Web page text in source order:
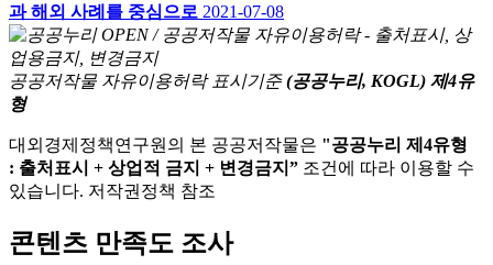
과 해외 사례를 중심으로 2021-07-08
공공저작물 자유이용허락 표시기준 (공공누리, KOGL) 제4유
형
대외경제정책연구원의 본 공공저작물은 "공공누리 제4유형
: 출처표시 + 상업적 금지 + 변경금지” 조건에 따라 이용할 수
있습니다. 저작권정책 참조
콘텐츠 만족도 조사